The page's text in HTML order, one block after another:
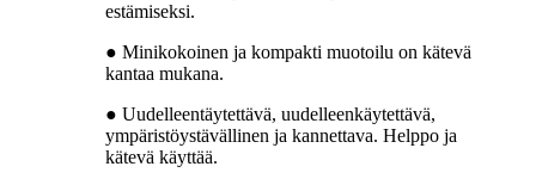
estämiseksi.
● Minikokoinen ja kompakti muotoilu on kätevä
kantaa mukana.
● Uudelleentäytettävä, uudelleenkäytettävä,
ympäristöystävällinen ja kannettava. Helppo ja
kätevä käyttää.